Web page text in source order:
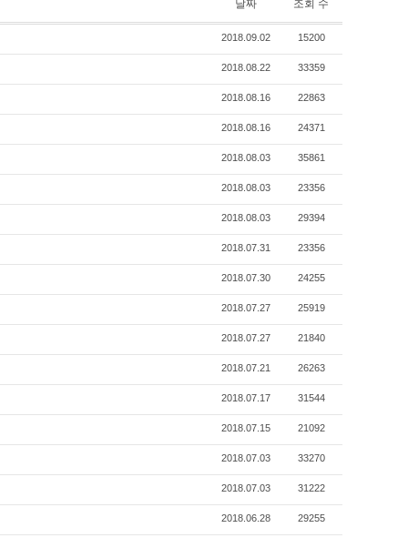
날짜 조회 수
2018.09.02 15200
2018.08.22 33359
2018.08.16 22863
2018.08.16 24371
2018.08.03 35861
2018.08.03 23356
2018.08.03 29394
2018.07.31 23356
2018.07.30 24255
2018.07.27 25919
2018.07.27 21840
2018.07.21 26263
2018.07.17 31544
2018.07.15 21092
2018.07.03 33270
2018.07.03 31222
2018.06.28 29255